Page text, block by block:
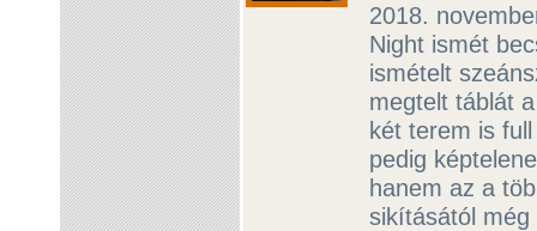
2018.
Night ismét
ismételt
megtelt táblát
két terem is
pedig
hanem az a
sikításától